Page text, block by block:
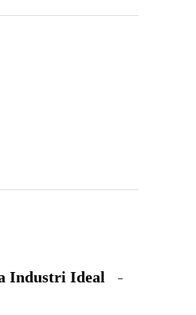
Industri Ideal